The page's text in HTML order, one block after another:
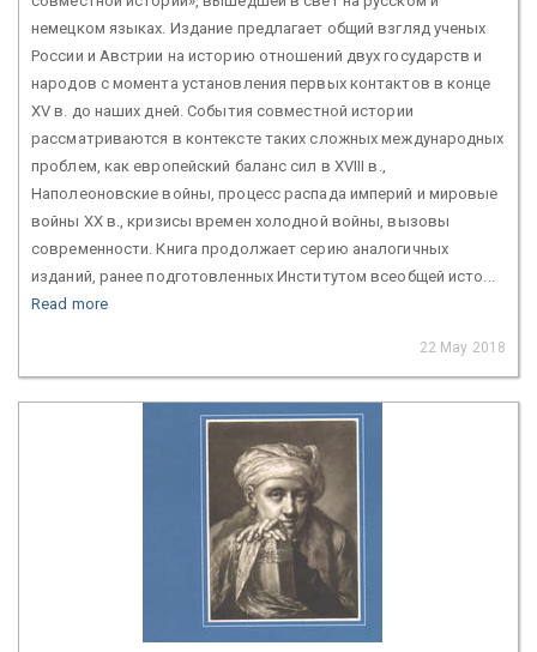
немецком языках. Издание предлагает общий взгляд ученых
России и Австрии на историю отношений двух государств и
народов с момента установления первых контактов в конце
XV в. до наших дней. События совместной истории
рассматриваются в контексте таких сложных международных
проблем, как европейский баланс сил в XVIII в.,
Наполеоновские войны, процесс распада империй и мировые
войны XX в., кризисы времен холодной войны, вызовы
современности. Книга продолжает серию аналогичных
изданий, ранее подготовленных Институтом всеобщей исто...
Read more
22 May 2018